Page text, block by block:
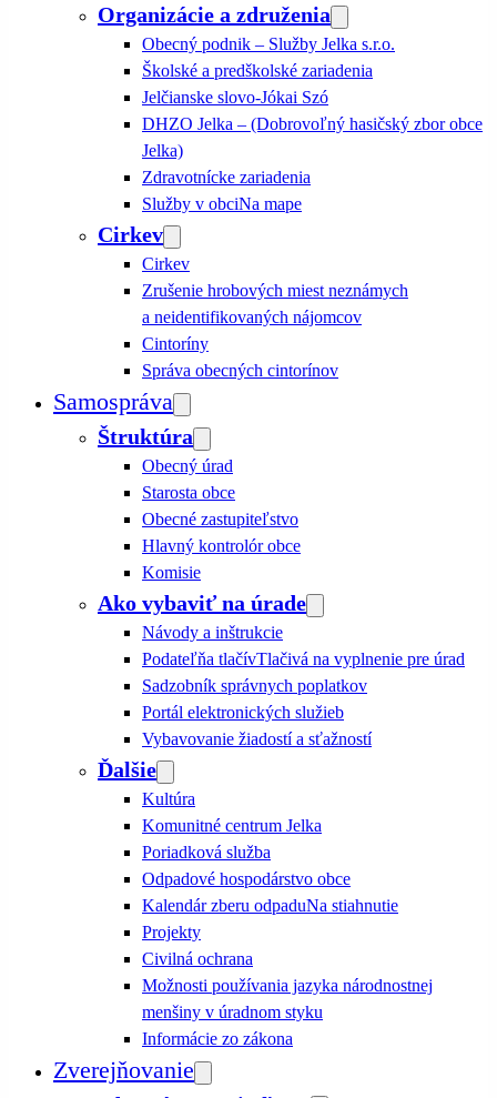
Organizácie a združenia
Obecný podnik – Služby Jelka s.r.o.
Školské a predškolské zariadenia
Jelčianske slovo-Jókai Szó
DHZO Jelka – (Dobrovoľný hasičský zbor obce
Jelka)
Zdravotnícke zariadenia
Služby v obciNa mape
Cirkev
Cirkev
Zrušenie hrobových miest neznámych
a neidentifikovaných nájomcov
Cintoríny
Správa obecných cintorínov
Samospráva
Štruktúra
Obecný úrad
Starosta obce
Obecné zastupiteľstvo
Hlavný kontrolór obce
Komisie
Ako vybaviť na úrade
Návody a inštrukcie
Podateľňa tlačívTlačivá na vyplnenie pre úrad
Sadzobník správnych poplatkov
Portál elektronických služieb
Vybavovanie žiadostí a sťažností
Ďalšie
Kultúra
Komunitné centrum Jelka
Poriadková služba
Odpadové hospodárstvo obce
Kalendár zberu odpaduNa stiahnutie
Projekty
Civilná ochrana
Možnosti používania jazyka národnostnej
menšiny v úradnom styku
Informácie zo zákona
Zverejňovanie